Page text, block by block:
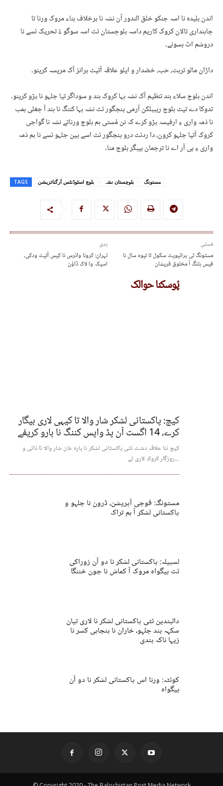
اندن بلیدہ نا اسہ چنکو خلق الندور آن نشہ نا برخلاف بناء مروک ورنا تا
چاہنداری تالان کروک کاریم داسہ بلوچستان ئٹ اسہ سوگو ءُ تحریک ئسے نا
دروشم اٹ بسونے۔
داڑان مالو تربت، حب، خضدار و ایلو علاقہ آتیٹ برانز آک مریسہ کرینو۔
اندن بلوچ سلاء بند تنظیم آک نشہ بہا کروک ہند و سوداگر تیا جلہو نا پڑو کرینو۔
تدوکا دے تیٹ بلوچ ریپبلکن آرمی پنجگور ئٹ نشہ بہا کننگ نا ہند آ چغلی بمب
نا ذمہ واری ءِ ارفیسہ پڑو کرے کہ نن مُستی ہم بلوچ ورناتے نشہ نا گواچی
کروک آتیا جلہو کرون، دا ردئٹ درو پنجگور ئٹ اسے پین جلہو ئسے نا ہم ذمہ
واری ءِ بی آر اے نا ترجمان بیبگر بلوچ منا۔
TAGS بلوچ اسٹوڈنٹس آرگنائزیشن بلوچستان نشہ مستونگ
پدی
تہران: کرونا وائرس نا کیس آتیٹ ودکی،
اسیکہ وا لاک ڈاؤن
مُستی
مستونگ ٹی پرائیویٹ سکول تا تیوہ سال نا
فیس ہلنگ آ مخلوق فریشان
پُوسکنا حوالک
کیچ: پاکستانی لشکر شار والا تا کیہی لاری بیگار
کرے، 14 اگست آن پڈ واپس کننگ نا بارو کریفے
کیچ ئنا علاقہ دشت ئٹی پاکستانی لشکر نا پارہ غان شار والا تا ذاتی و
روزگار کروک لاری تے...
مستونگ: فوجی آپریشن، ڈرون نا جلہو و
پاکستانی لشکر آ بم تراک
لسبیلہ: پاکستانی لشکر نا دو آن زوراکی
ئٹ بیگواہ مروک آ کماش نا جون خننگا
دالبندین ئٹی پاکستانی لشکر نا لاری تیان
سکہہ بند جلہو، خاران نا بنجاہی کسر نا
زیہا ناکہ بندی
کوئٹہ: ورنا اس پاکستانی لشکر نا دو آن
بیگواہ